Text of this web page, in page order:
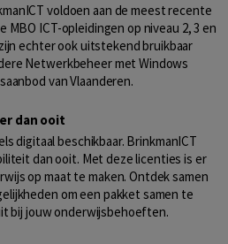
voldoen aan de meest recente
ICT-opleidingen op niveau 2, 3 en
echter ook uitstekend bruikbaar
Netwerkbeheer met Windows
van Vlaanderen.
dan ooit
digitaal beschikbaar. BrinkmanICT
dan ooit. Met deze licenties is er
op maat te maken. Ontdek samen
om een pakket samen te
bij jouw onderwijsbehoeften.